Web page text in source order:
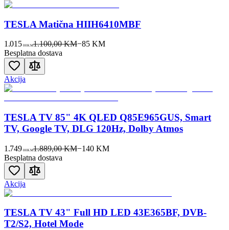
TESLA Matična HIIH6410MBF
1.015 00KM1.100,00 KM−85KM
Besplatna dostava
Akcija
TESLA TV 85" 4K QLED Q85E965GUS, Smart
TV, Google TV, DLG 120Hz, Dolby Atmos
1.749 00KM1.889,00 KM−140KM
Besplatna dostava
Akcija
TESLA TV 43" Full HD LED 43E365BF, DVB-
T2/S2, Hotel Mode